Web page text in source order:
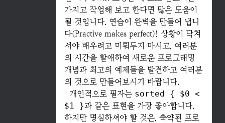
가지고 작업해 보고 한다면 많은 도움이
될 것입니다. 연습이 완벽을 만들어 냅니
다(Practive makes perfect)! 상황이 닥쳐
서야 배우려고 미뤄두지 마시고, 여러분
의 시간을 할애하여 새로운 프로그래밍
개념과 최고의 예제들을 발견하고 여러분
의 것으로 만들어보시기 바랍니다.
개인적으로 필자는 sorted { $0 <
$1 }과 같은 표현을 가장 좋아합니다.
하지만 명심하셔야 할 것은, 축약된 프로